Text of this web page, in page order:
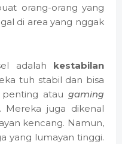
orang-orang yang
di area yang nggak
adalah kestabilan
tuh stabil dan bisa
atau gaming
juga dikenal
kencang. Namun,
yang lumayan tinggi.